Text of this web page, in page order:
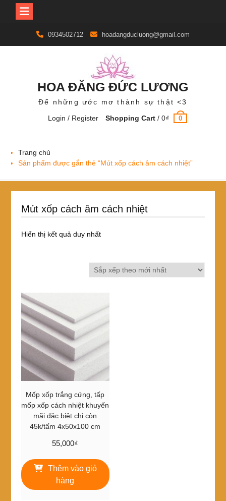
content
0934502712 hoadangducluong@gmail.com
HOA ĐĂNG ĐỨC LƯƠNG
Để những ước mơ thành sự thật <3
Login / Register
Shopping Cart /0₫ 0
Trang chủ
Sản phẩm được gắn thẻ “Mút xốp cách âm cách nhiệt”
Mút xốp cách âm cách nhiệt
Hiển thị kết quả duy nhất
Mốp xốp trắng cứng, tấp
mốp xốp cách nhiệt khuyến
mãi đặc biệt chỉ còn
45k/tấm 4x50x100 cm
55,000₫
Thêm vào giỏ
hàng